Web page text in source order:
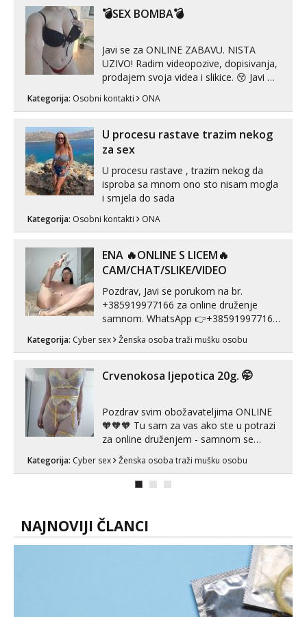
volim njezan seks i njezne poljupce po
💣SEX BOMBA💣
Javi se za ONLINE ZABAVU. NISTA
UZIVO! Radim videopozive, dopisivanja,
prodajem svoja videa i slikice. 😚 Javi mi
Telegram. +385 91 723 0045
Kategorija: Osobni kontakti ONA
U procesu rastave trazim nekog
za sex
U procesu rastave , trazim nekog da
isproba sa mnom ono sto nisam mogla
i smjela do sada
Kategorija: Osobni kontakti ONA
ENA 🔥ONLINE S LICEM🔥
CAM/CHAT/SLIKE/VIDEO
Pozdrav, Javi se porukom na br.
+385919977166 za online druženje
samnom. WhatsApp 👉+385919977166
Telegram 👉@enafriedrichkis Radim
videopozive s licem, solo i s partnerom,
kombinacije halteri, haljine, štikle,
samostojeće itd. Nudim svakakva videa
Kategorija: Cyber sex Ženska osoba traži mušku osobu
Crvenokosa ljepotica 20g. 🤭
Pozdrav svim obožavateljima ONLINE
🧡🧡🧡 Tu sam za vas ako ste u potrazi
za online druženjem - samnom se
možete zabaviti preko videopoziva, ili
ako vam nisam dovoljna radim i u paru i
trojci s kolegicama, svaka je drugačija
Kategorija: Cyber sex Ženska osoba traži mušku osobu
NAJNOVIJI ČLANCI